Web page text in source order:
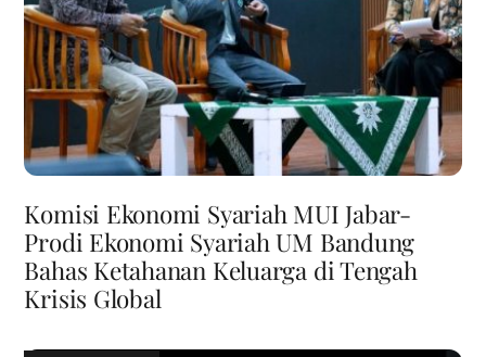
Komisi Ekonomi Syariah MUI Jabar-
Prodi Ekonomi Syariah UM Bandung
Bahas Ketahanan Keluarga di Tengah
Krisis Global